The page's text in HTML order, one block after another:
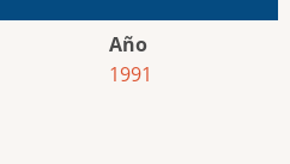
Año
1991